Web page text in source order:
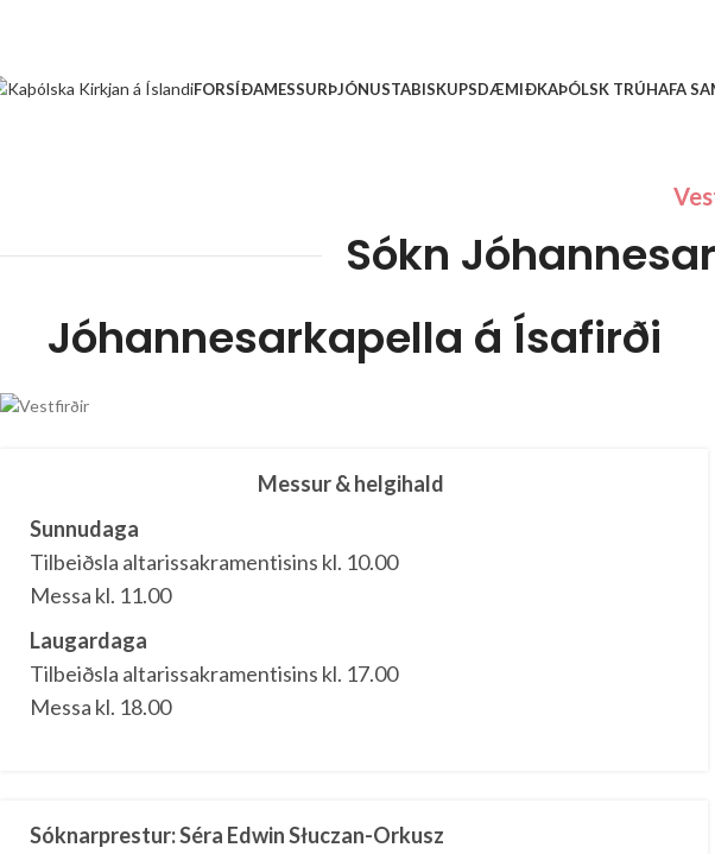
FORSÍÐAMESSURÞJÓNUSTABISKUPSDÆMIÐKAÞÓLSK TRÚHAFA
Sókn
Jóhannesarkapella á Ísafirði
Messur & helgihald
Sunnudaga
Tilbeiðsla altarissakramentisins kl. 10.00
Messa kl. 11.00
Laugardaga
Tilbeiðsla altarissakramentisins kl. 17.00
Messa kl. 18.00
Sóknarprestur: Séra Edwin Słuczan-Orkusz